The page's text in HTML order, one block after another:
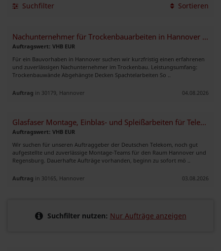
Suchfilter Sortieren
Nachunternehmer für Trockenbauarbeiten in Hannover gesucht
Auftragswert: VHB EUR
Für ein Bauvorhaben in Hannover suchen wir kurzfristig einen erfahrenen
und zuverlässigen Nachunternehmer im Trockenbau. Leistungsumfang:
Trockenbauwände Abgehängte Decken Spachtelarbeiten So ..
Auftrag in 30179, Hannover 04.08.2026
Glasfaser Montage, Einblas- und Spleißarbeiten für Telekom
Auftragswert: VHB EUR
Wir suchen für unseren Auftraggeber der Deutschen Telekom, noch gut
aufgestellte und zuverlässige Montage-Teams für den Raum Hannover und
Regensburg. Dauerhafte Aufträge vorhanden, beginn zu sofort mö ..
Auftrag in 30165, Hannover 03.08.2026
Suchfilter nutzen: Nur Aufträge anzeigen